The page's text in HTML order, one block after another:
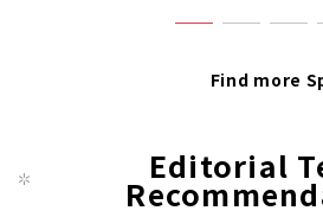
Find more
Editorial